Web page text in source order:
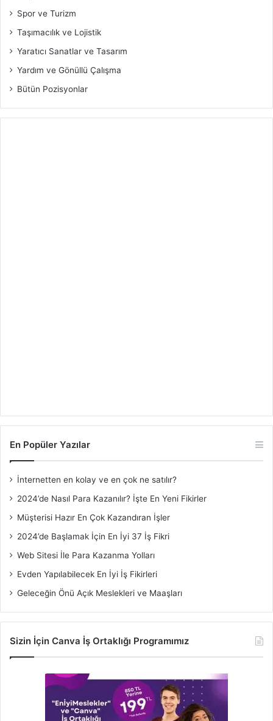
Spor ve Turizm
Taşımacılık ve Lojistik
Yaratıcı Sanatlar ve Tasarım
Yardım ve Gönüllü Çalışma
Bütün Pozisyonlar
En Popüler Yazılar
İnternetten en kolay ve en çok ne satılır?
2024’de Nasıl Para Kazanılır? İşte En Yeni Fikirler
Müşterisi Hazır En Çok Kazandıran İşler
2024’de Başlamak İçin En İyi 37 İş Fikri
Web Sitesi İle Para Kazanma Yolları
Evden Yapılabilecek En İyi İş Fikirleri
Geleceğin Önü Açık Meslekleri ve Maaşları
Sizin İçin Canva İş Ortaklığı Programımız